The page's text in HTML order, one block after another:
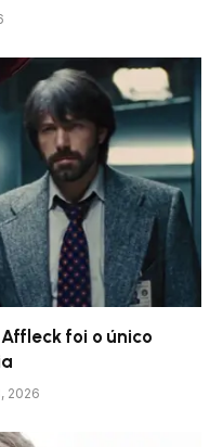
foi o único
2026